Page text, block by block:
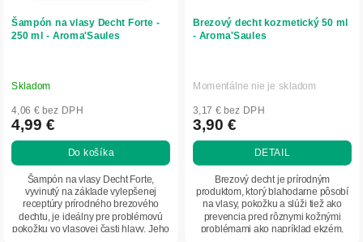
Šampón na vlasy Decht Forte -
250 ml - Aroma'Saules
Skladom
4,06 € bez DPH
4,99 €
Do košíka
Šampón na vlasy Decht Forte,
vyvinutý na základe vylepšenej
receptúry prírodného brezového
dechtu, je ideálny pre problémovú
pokožku vo vlasovej časti hlavy. Jeho
Brezový decht kozmetický 50 ml
- Aroma'Saules
Momentálne nie je skladom
3,17 € bez DPH
3,90 €
DETAIL
Brezový decht je prírodným
produktom, ktorý blahodarne pôsobí
na vlasy, pokožku a slúži tiež ako
prevencia pred rôznymi kožnými
problémami ako napríklad ekzém,